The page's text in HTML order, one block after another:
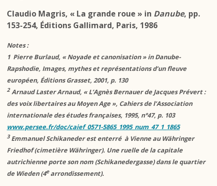
Claudio Magris, « La grande roue » in Danube, pp.
153-254, Éditions Gallimard, Paris, 1986
Notes :
1 Pierre Burlaud, « Noyade et canonisation » in Danube-
Rapshodie, Images, mythes et représentations d’un fleuve
européen, Éditions Grasset, 2001, p. 130
2 Arnaud Laster Arnaud, « L’Agnès Bernauerde Jacques Prévert :
des voix libertaires au Moyen Age », Cahiers de l’Association
internationale des études françaises, 1995, n°47, p. 103
www.persee.fr/doc/caief_0571-5865_1995_num_47_1_1865
3Emmanuel Schikaneder est enterré à Vienne au Währinger
Friedhof (cimetière Währinger). Une ruelle de la capitale
autrichienne porte son nom (Schikanedergasse) dans le quartier
de Wieden (4earrondissement).